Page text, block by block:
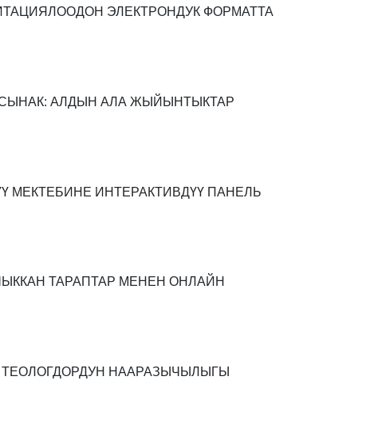
ЭЛЕКТРОНДУК ФОРМАТТА
АЛДЫН АЛА ЖЫЙЫНТЫКТАР
МЕКТЕБИНЕ ИНТЕРАКТИВДҮҮ ПАНЕЛЬ
ТАРАПТАР МЕНЕН ОНЛАЙН
ТЕОЛОГДОРДУН НААРАЗЫЧЫЛЫГЫ